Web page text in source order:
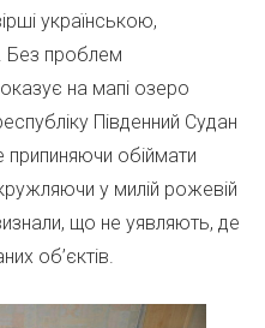
українською,
Без проблем
на мапі озеро
Південний Судан
припиняючи обіймати
у милій рожевій
що не уявляють, де
об’єктів.